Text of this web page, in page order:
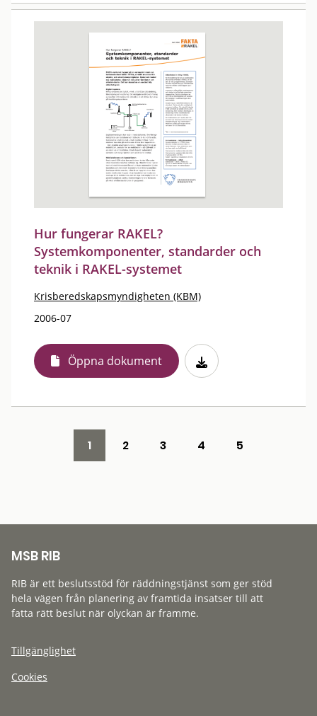
Hur fungerar RAKEL?
Systemkomponenter, standarder och
teknik i RAKEL-systemet
Krisberedskapsmyndigheten (KBM)
2006-07
Öppna dokument
1 2 3 4 5
MSB RIB
RIB är ett beslutsstöd för räddningstjänst som ger stöd
hela vägen från planering av framtida insatser till att
fatta rätt beslut när olyckan är framme.
Tillgänglighet
Cookies